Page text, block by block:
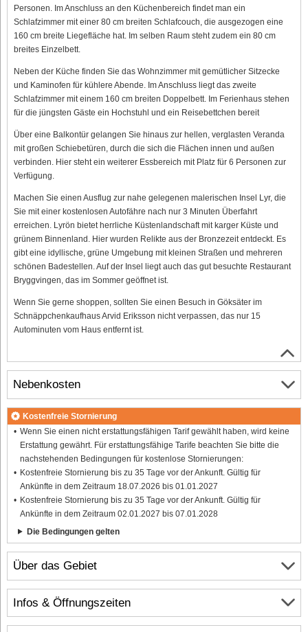
Personen. Im Anschluss an den Küchenbereich findet man ein
Schlafzimmer mit einer 80 cm breiten Schlafcouch, die ausgezogen eine
160 cm breite Liegefläche hat. Im selben Raum steht zudem ein 80 cm
breites Einzelbett.
Neben der Küche finden Sie das Wohnzimmer mit gemütlicher Sitzecke
und Kaminofen für kühlere Abende. Im Anschluss liegt das zweite
Schlafzimmer mit einem 160 cm breiten Doppelbett. Im Ferienhaus stehen
für die jüngsten Gäste ein Hochstuhl und ein Reisebettchen bereit
Über eine Balkontür gelangen Sie hinaus zur hellen, verglasten Veranda
mit großen Schiebetüren, durch die sich die Flächen innen und außen
verbinden. Hier steht ein weiterer Essbereich mit Platz für 6 Personen zur
Verfügung.
Machen Sie einen Ausflug zur nahe gelegenen malerischen Insel Lyr, die
Sie mit einer kostenlosen Autofähre nach nur 3 Minuten Überfahrt
erreichen. Lyrön bietet herrliche Küstenlandschaft mit karger Küste und
grünem Binnenland. Hier wurden Relikte aus der Bronzezeit entdeckt. Es
gibt eine idyllische, grüne Umgebung mit kleinen Straßen und mehreren
schönen Badestellen. Auf der Insel liegt auch das gut besuchte Restaurant
Bryggvingen, das im Sommer geöffnet ist.
Wenn Sie gerne shoppen, sollten Sie einen Besuch in Göksäter im
Schnäppchenkaufhaus Arvid Eriksson nicht verpassen, das nur 15
Autominuten vom Haus entfernt ist.
Über das Gebiet
Infos & Öffnungszeiten
Nebenkosten
Kostenfreie Stornierung
Wenn Sie einen nicht erstattungsfähigen Tarif gewählt haben, wird keine
Erstattung gewährt. Für erstattungsfähige Tarife beachten Sie bitte die
nachstehenden Bedingungen für kostenlose Stornierungen:
Kostenfreie Stornierung bis zu 35 Tage vor der Ankunft. Gültig für
Ankünfte in dem Zeitraum 18.07.2026 bis 01.01.2027
Kostenfreie Stornierung bis zu 35 Tage vor der Ankunft. Gültig für
Ankünfte in dem Zeitraum 02.01.2027 bis 07.01.2028
Die Bedingungen gelten